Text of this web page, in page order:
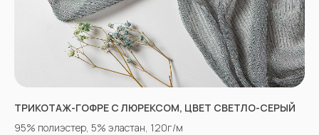
ТРИКОТАЖ-ГОФРЕ С ЛЮРЕКСОМ, ЦВЕТ СВЕТЛО-СЕРЫЙ
95% полиэстер, 5% эластан, 120г/м
+7(918)873-53-45Мария
tkani357@yandex.ru
Александра
КАК СВЯЗАТЬСЯ